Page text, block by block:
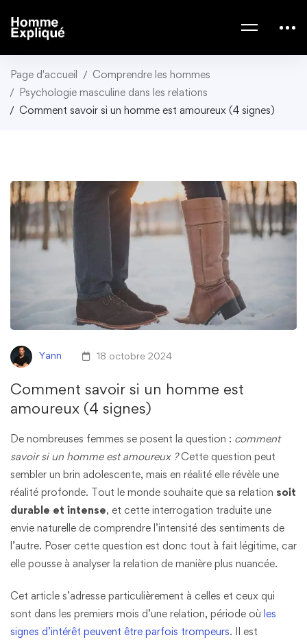
Page d'accueil
Comprendre les hommes
Psychologie masculine dans les relations
Comment savoir si un homme est amoureux (4 signes)
Yann 18 octobre 2024
Comment savoir si un homme est
amoureux (4 signes)
De nombreuses femmes se posent la question : comment
savoir si un homme est amoureux ?Cette question peut
sembler un brin adolescente, mais en réalité elle révèle une
réalité profonde. Tout le monde souhaite que sa relation soit
durable et intense, et cette interrogation traduite une
envie naturelle de comprendre l’intensité des sentiments de
l’autre. Poser cette question est donc tout à fait légitime, car
elle pousse à analyser la relation de manière plus nuancée.
Cet article s’adresse particulièrement à celles et ceux qui
sont dans les premiers mois d’une relation, période où les
signes d’intérêt peuvent être parfois trompeurs. Il est